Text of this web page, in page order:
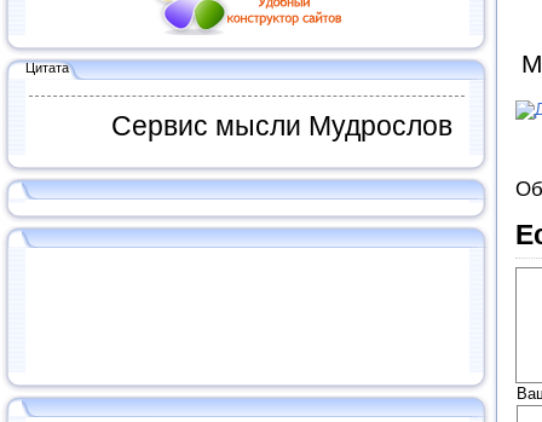
Цитата
Сервис мысли Мудрослов